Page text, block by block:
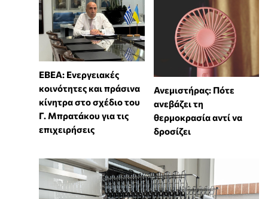
ΕΒΕΑ: Ενεργειακές
κοινότητες και πράσινα
κίνητρα στο σχέδιο του
Γ. Μπρατάκου για τις
επιχειρήσεις
Ανεμιστήρας: Πότε
ανεβάζει τη
θερμοκρασία αντί να
δροσίζει